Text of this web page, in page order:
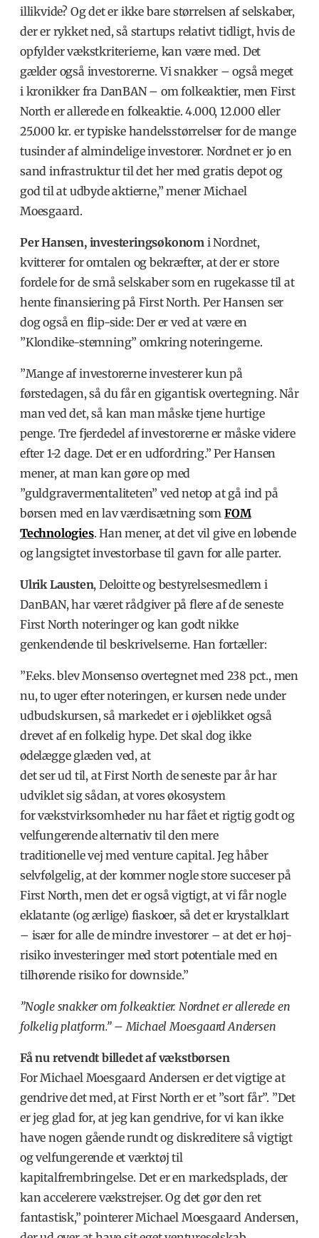
illikvide? Og det er ikke bare størrelsen af selskaber,
der er rykket ned, så startups relativt tidligt, hvis de
opfylder vækstkriterierne, kan være med. Det
gælder også investorerne. Vi snakker – også meget
i kronikker fra DanBAN – om folkeaktier, men First
North er allerede en folkeaktie. 4.000, 12.000 eller
25.000 kr. er typiske handelsstørrelser for de mange
tusinder af almindelige investorer. Nordnet er jo en
sand infrastruktur til det her med gratis depot og
god til at udbyde aktierne,” mener Michael
Moesgaard.
Per Hansen, investeringsøkonom i Nordnet,
kvitterer for omtalen og bekræfter, at der er store
fordele for de små selskaber som en rugekasse til at
hente finansiering på First North. Per Hansen ser
dog også en flip-side: Der er ved at være en
”Klondike-stemning” omkring noteringerne.
”Mange af investorerne investerer kun på
førstedagen, så du får en gigantisk overtegning. Når
man ved det, så kan man måske tjene hurtige
penge. Tre fjerdedel af investorerne er måske videre
efter 1-2 dage. Det er en udfordring.” Per Hansen
mener, at man kan gøre op med
”guldgravermentaliteten” ved netop at gå ind på
børsen med en lav værdisætning somFOM
Technologies. Han mener, at det vil give en løbende
og langsigtet investorbase til gavn for alle parter.
Ulrik Lausten, Deloitte og bestyrelsesmedlem i
DanBAN, har været rådgiver på flere af de seneste
First North noteringer og kan godt nikke
genkendende til beskrivelserne. Han fortæller:
”F.eks. blev Monsenso overtegnet med 238 pct., men
nu, to uger efter noteringen, er kursen nede under
udbudskursen, så markedet er i øjeblikket også
drevet af en folkelig hype. Det skal dog ikke
ødelægge glæden ved, at
det ser ud til, at First North de seneste par år har
udviklet sig sådan, at vores økosystem
for vækstvirksomheder nu har fået et rigtig godt og
velfungerende alternativ til den mere
traditionelle vej med venture capital. Jeg håber
selvfølgelig, at der kommer nogle store succeser på
First North, men det er også vigtigt, at vi får nogle
eklatante (og ærlige) fiaskoer, så det er krystalklart
– især for alle de mindre investorer – at det er høj-
risiko investeringer med stort potentiale med en
tilhørende risiko for downside.”
”Nogle snakker om folkeaktier. Nordnet er allerede en
folkelig platform.”– Michael Moesgaard Andersen
Få nu retvendt billedet af vækstbørsen
For Michael Moesgaard Andersen er det vigtige at
gendrive det med, at First North er et ”sort får”. ”Det
er jeg glad for, at jeg kan gendrive, for vi kan ikke
have nogen gående rundt og diskreditere så vigtigt
og velfungerende et værktøj til
kapitalfrembringelse. Det er en markedsplads, der
kan accelerere vækstrejser. Og det gør den ret
fantastisk,” pointerer Michael Moesgaard Andersen,